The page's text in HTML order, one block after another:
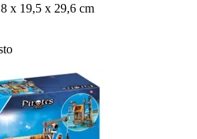
x 19,5 x 29,6 cm